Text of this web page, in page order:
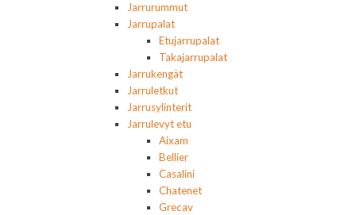
Jarrurummut
Jarrupalat
Etujarrupalat
Takajarrupalat
Jarrukengät
Jarruletkut
Jarrusylinterit
Jarrulevyt etu
Aixam
Bellier
Casalini
Chatenet
Grecav